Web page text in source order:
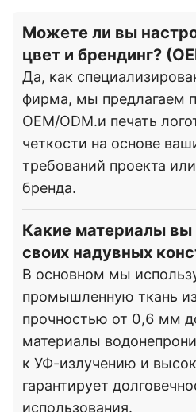
Можете ли вы
цвет и брендинг?
Да, как
фирма, мы предлагаем
OEM/ODM.и печать
четкости на основе
требований проекта
бренда.
Какие материалы вы
своих надувных
В основном мы
промышленную ткань
прочностью от 0,6 мм
материалы
к УФ-излучению и
гарантирует
использования.